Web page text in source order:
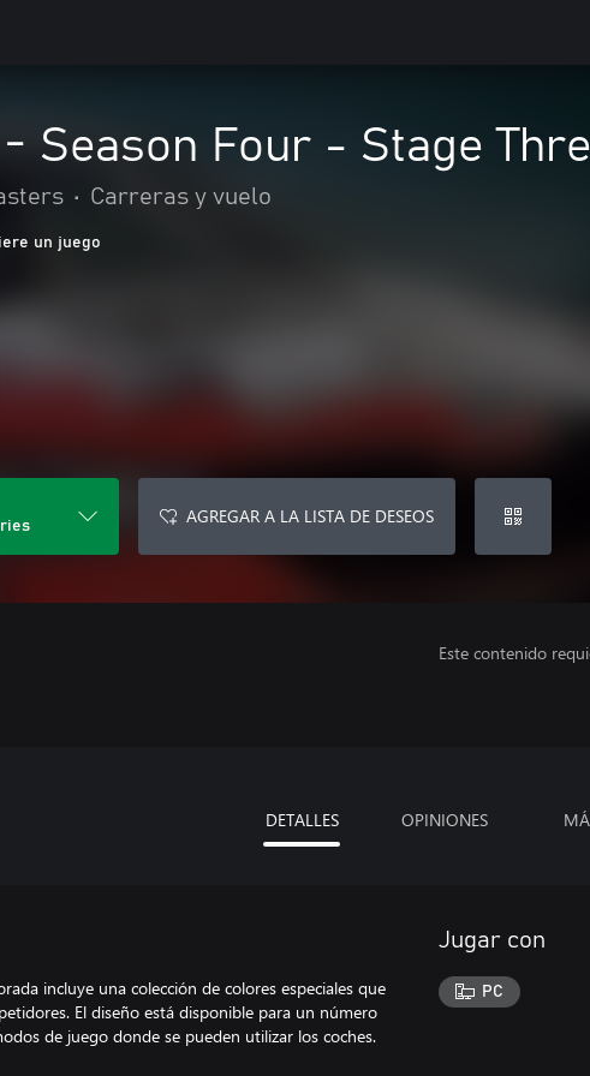
- Season Four - Stage
• Carreras y vuelo
un juego
AGREGAR A LA LISTA DE DESEOS
Este contenido
DETALLES OPINIONES
incluye una colección de colores especiales que
El diseño está disponible para un número
Jugar con
PC